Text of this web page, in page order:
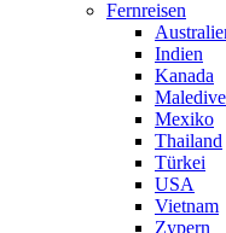
Fernreisen
Indien
Kanada
Mexiko
Thailand
Türkei
USA
Vietnam
Zypern